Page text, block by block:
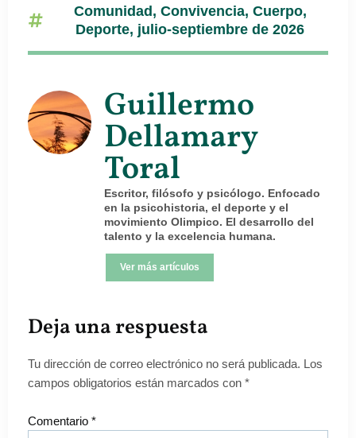
Comunidad , Convivencia, Cuerpo,
Deporte, julio-septiembre de 2026
Guillermo
Dellamary
Toral
Escritor, filósofo y psicólogo. Enfocado
en la psicohistoria, el deporte y el
movimiento Olimpico. El desarrollo del
talento y la excelencia humana.
Ver más artículos
Deja una respuesta
Tu dirección de correo electrónico no será publicada. Los
campos obligatorios están marcados con *
Comentario *